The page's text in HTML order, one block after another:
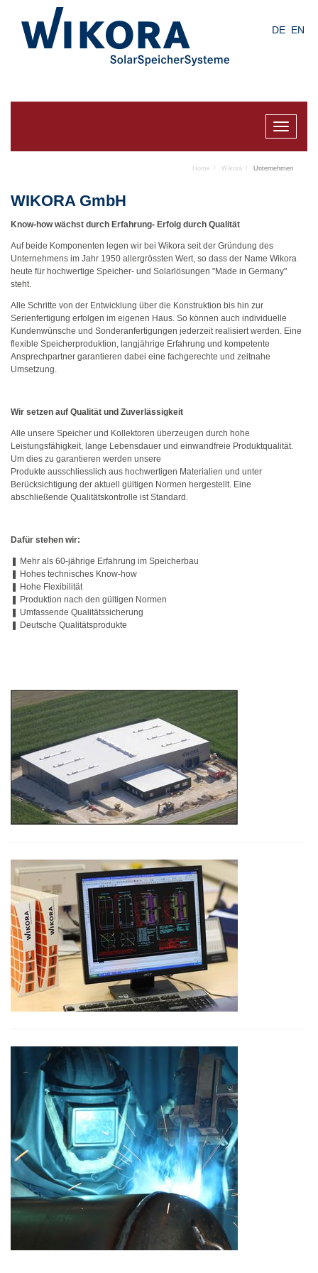
DE EN
Toggle
Home Wikora Unternehmen
WIKORA GmbH
Know-how wächst durch Erfahrung- Erfolg durch Qualität
Auf beide Komponenten legen wir bei Wikora seit der Gründung des
Unternehmens im Jahr 1950 allergrössten Wert, so dass der Name Wikora
heute für hochwertige Speicher- und Solarlösungen "Made in Germany"
steht.
Alle Schritte von der Entwicklung über die Konstruktion bis hin zur
Serienfertigung erfolgen im eigenen Haus. So können auch individuelle
Kundenwünsche und Sonderanfertigungen jederzeit realisiert werden. Eine
flexible Speicherproduktion, langjährige Erfahrung und kompetente
Ansprechpartner garantieren dabei eine fachgerechte und zeitnahe
Umsetzung.
Wir setzen auf Qualität und Zuverlässigkeit
Alle unsere Speicher und Kollektoren überzeugen durch hohe
Leistungsfähigkeit, lange Lebensdauer und einwandfreie Produktqualität.
Um dies zu garantieren werden unsere
Produkte ausschliesslich aus hochwertigen Materialien und unter
Berücksichtigung der aktuell gültigen Normen hergestellt. Eine
abschließende Qualitätskontrolle ist Standard.
Dafür stehen wir:
❚ Mehr als 60-jährige Erfahrung im Speicherbau
❚ Hohes technisches Know-how
❚ Hohe Flexibilität
❚ Produktion nach den gültigen Normen
❚ Umfassende Qualitätssicherung
❚ Deutsche Qualitätsprodukte